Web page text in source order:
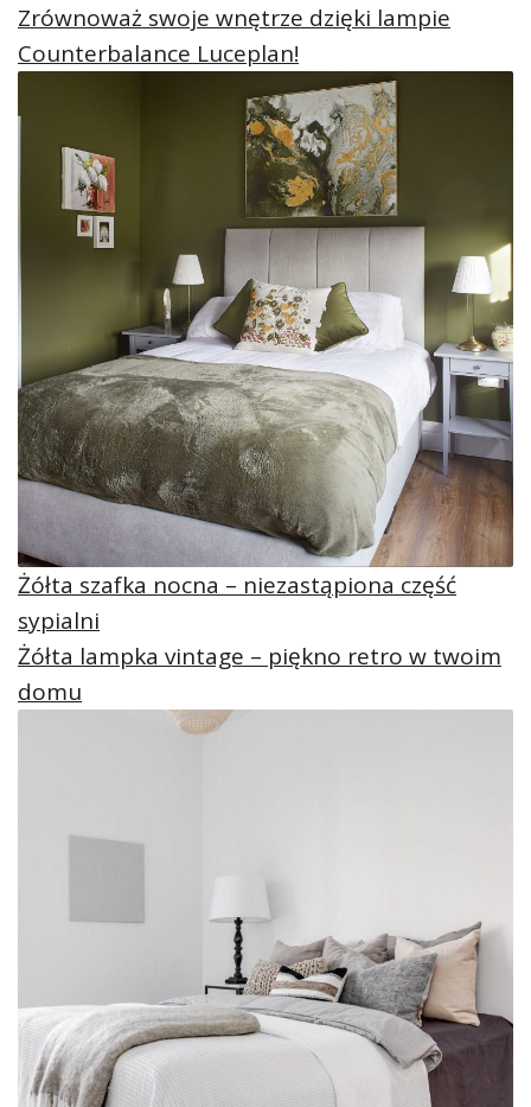
Zrównoważ swoje wnętrze dzięki lampie
Counterbalance Luceplan!
Żółta szafka nocna – niezastąpiona część
sypialni
Żółta lampka vintage – piękno retro w twoim
domu